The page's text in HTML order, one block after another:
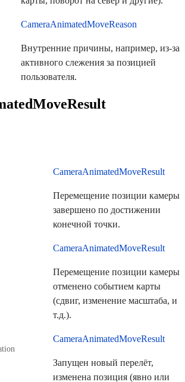
CameraAnimatedMoveReason
Внутренние причины, например, из-за
активного слежения за позицией
пользователя.
CameraAnimatedMoveResult
Перемещение позиции камеры
завершено по достижении
конечной точки.
CameraAnimatedMoveResult
Перемещение позиции камеры
отменено событием карты
(сдвиг, изменение масштаба, и
т.д.).
CameraAnimatedMoveResult
Запущен новый перелёт,
изменена позиция (явно или